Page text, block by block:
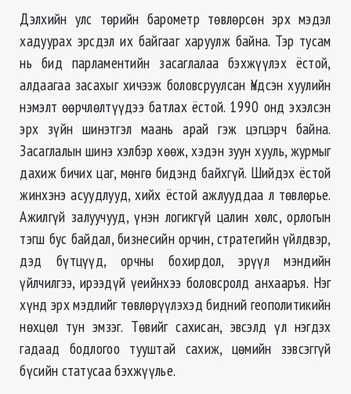
Дэлхийн улс төрийн барометр төвлөрсөн эрх мэдэл
хадуурах эрсдэл их байгааг харуулж байна. Тэр тусам
нь бид парламентийн засаглалаа бэхжүүлэх ёстой,
алдаагаа засахыг хичээж боловсруулсан Үндсэн хуулийн
нэмэлт өөрчлөлтүүдээ батлах ёстой. 1990 онд эхэлсэн
эрх зүйн шинэтгэл маань арай гэж цэгцэрч байна.
Засаглалын шинэ хэлбэр хөөж, хэдэн зуун хууль, журмыг
дахиж бичих цаг, мөнгө бидэнд байхгүй. Шийдэх ёстой
жинхэнэ асуудлууд, хийх ёстой ажлууддаа л төвлөрье.
Ажилгүй залуучууд, үнэн логикгүй цалин хөлс, орлогын
тэгш бус байдал, бизнесийн орчин, стратегийн үйлдвэр,
дэд бүтцүүд, орчны бохирдол, эрүүл мэндийн
үйлчилгээ, ирээдүй үеийнхээ боловсролд анхааръя. Нэг
хүнд эрх мэдлийг төвлөрүүлэхэд бидний геополитикийн
нөхцөл тун эмзэг. Төвийг сахисан, эвсэлд үл нэгдэх
гадаад бодлогоо тууштай сахиж, цөмийн зэвсэггүй
бүсийн статусаа бэхжүүлье.